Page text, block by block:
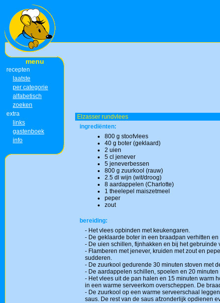
menu
recepten
laatste
per categorie
alfabetisch
zoeken
extra
links
gastenboek
info
Elzasser rundvlees
ingrediënten:
800 g stoofvlees
40 g boter (geklaard)
2 uien
5 cl jenever
5 jeneverbessen
800 g zuurkool (rauw)
2.5 dl wijn (wit/droog)
8 aardappelen (Charlotte)
1 theelepel maiszetmeel
peper
zout
bereiding:
- Het vlees opbinden met keukengaren.
- De geklaarde boter in een braadpan verhitten
- De uien schillen, fijnhakken en bij het gebruinde
- Flamberen met jenever, kruiden met zout en
sudderen.
- De zuurkool gedurende 30 minuten stoven met
- De aardappelen schillen, spoelen en 20
- Het vlees uit de pan halen en 15 minuten warm
in een warme serveerkom overscheppen. De
- De zuurkool op een warme serveerschaal
saus. De rest van de saus afzonderlijk opdienen